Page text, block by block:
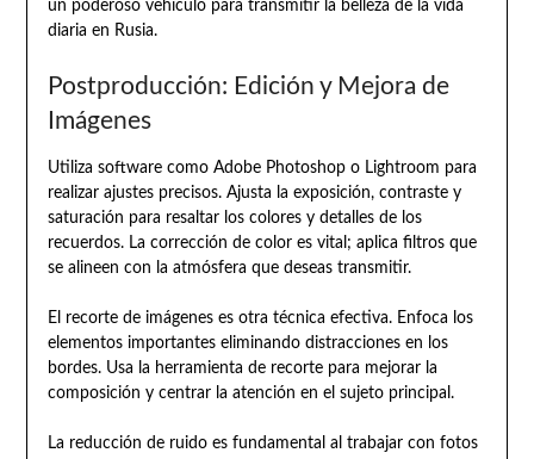
un poderoso vehículo para transmitir la belleza de la vida
diaria en Rusia.
Postproducción: Edición y Mejora de
Imágenes
Utiliza software como Adobe Photoshop o Lightroom para
realizar ajustes precisos. Ajusta la exposición, contraste y
saturación para resaltar los colores y detalles de los
recuerdos. La corrección de color es vital; aplica filtros que
se alineen con la atmósfera que deseas transmitir.
El recorte de imágenes es otra técnica efectiva. Enfoca los
elementos importantes eliminando distracciones en los
bordes. Usa la herramienta de recorte para mejorar la
composición y centrar la atención en el sujeto principal.
La reducción de ruido es fundamental al trabajar con fotos